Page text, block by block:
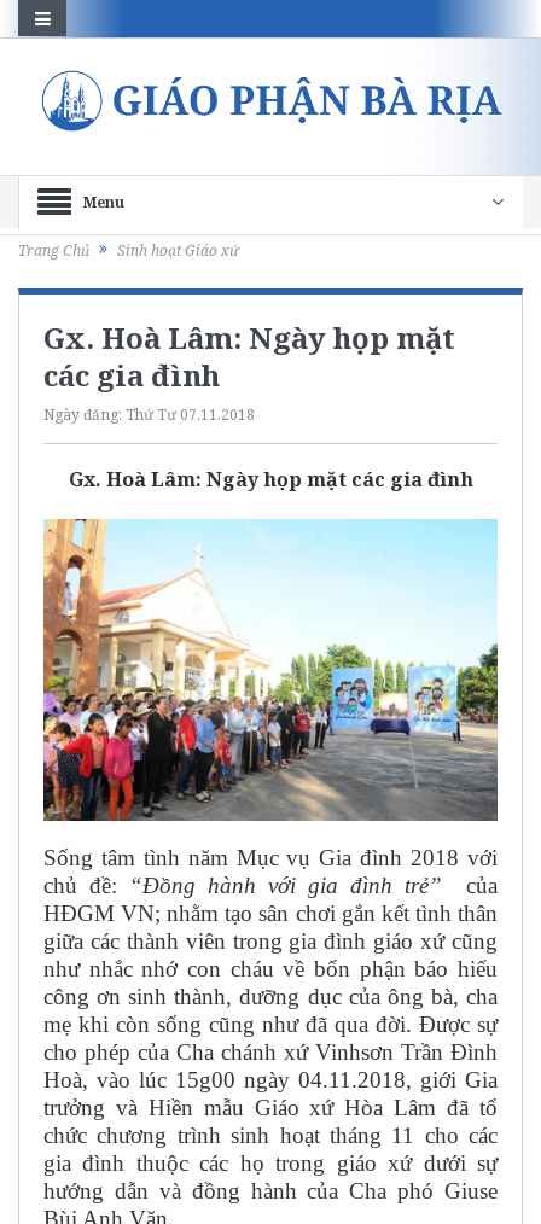
Menu
Trang Chủ Sinh hoạt Giáo xứ
Gx. Hoà Lâm: Ngày họp mặt
các gia đình
Ngày đăng: Thứ Tư 07.11.2018
Gx. Hoà Lâm: Ngày họp mặt các gia đình
Sống tâm tình năm Mục vụ Gia đình 2018 với
chủ đề: “Đồng hành với gia đình trẻ” của
HĐGM VN; nhằm tạo sân chơi gắn kết tình thân
giữa các thành viên trong gia đình giáo xứ cũng
như nhắc nhớ con cháu về bổn phận báo hiếu
công ơn sinh thành, dưỡng dục của ông bà, cha
mẹ khi còn sống cũng như đã qua đời. Được sự
cho phép của Cha chánh xứ Vinhsơn Trần Đình
Hoà, vào lúc 15g00 ngày 04.11.2018, giới Gia
trưởng và Hiền mẫu Giáo xứ Hòa Lâm đã tổ
chức chương trình sinh hoạt tháng 11 cho các
gia đình thuộc các họ trong giáo xứ dưới sự
hướng dẫn và đồng hành của Cha phó Giuse
Bùi Anh Văn.